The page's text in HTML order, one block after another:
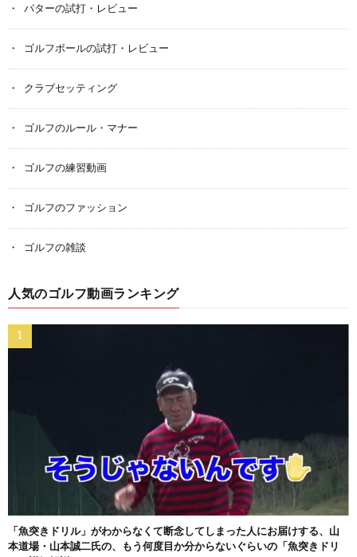
パターの試打・レビュー
ゴルフボールの試打・レビュー
クラブセッティング
ゴルフのルール・マナー
ゴルフの練習動画
ゴルフのファッション
ゴルフの雑談
人気のゴルフ動画ランキング
「魚突きドリル」がわからなくて断念してしまった人にお届けする、山
本道場・山本誠二氏の、もう何度目か分からないぐらいの「魚突きドリ